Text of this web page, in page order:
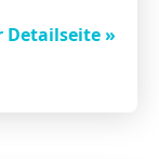
Detailseite »